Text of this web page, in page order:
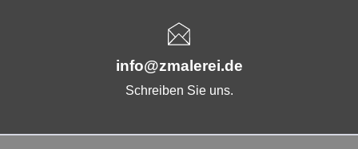
info@zmalerei.de
Schreiben Sie uns.